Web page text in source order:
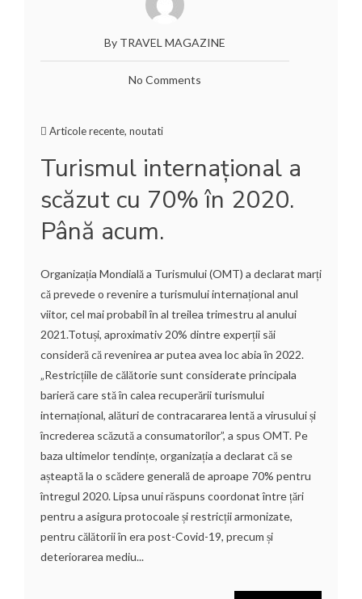
By TRAVEL MAGAZINE
No Comments
Articole recente, noutati
Turismul internațional a
scăzut cu 70% în 2020.
Până acum.
Organizația Mondială a Turismului (OMT) a declarat marți
că prevede o revenire a turismului internațional anul
viitor, cel mai probabil în al treilea trimestru al anului
2021.Totuși, aproximativ 20% dintre experții săi
consideră că revenirea ar putea avea loc abia în 2022.
„Restricțiile de călătorie sunt considerate principala
barieră care stă în calea recuperării turismului
internațional, alături de contracararea lentă a virusului și
încrederea scăzută a consumatorilor”, a spus OMT. Pe
baza ultimelor tendințe, organizația a declarat că se
așteaptă la o scădere generală de aproape 70% pentru
întregul 2020. Lipsa unui răspuns coordonat între țări
pentru a asigura protocoale și restricții armonizate,
pentru călătorii în era post-Covid-19, precum și
deteriorarea mediu...